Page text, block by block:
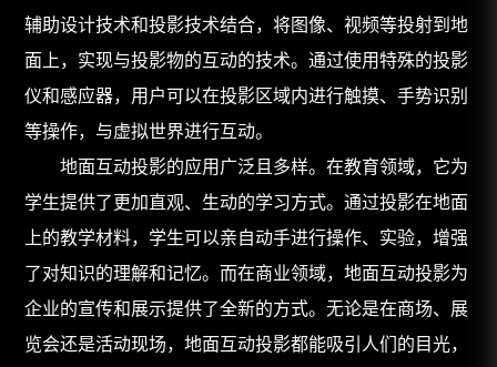
辅助设计技术和投影技术结合，将图像、视频等投射到地
面上，实现与投影物的互动的技术。通过使用特殊的投影
仪和感应器，用户可以在投影区域内进行触摸、手势识别
等操作，与虚拟世界进行互动。
地面互动投影的应用广泛且多样。在教育领域，它为
学生提供了更加直观、生动的学习方式。通过投影在地面
上的教学材料，学生可以亲自动手进行操作、实验，增强
了对知识的理解和记忆。而在商业领域，地面互动投影为
企业的宣传和展示提供了全新的方式。无论是在商场、展
览会还是活动现场，地面互动投影都能吸引人们的目光，